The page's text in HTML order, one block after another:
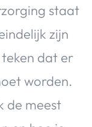
staat
zijn
dat er
worden.
de meest